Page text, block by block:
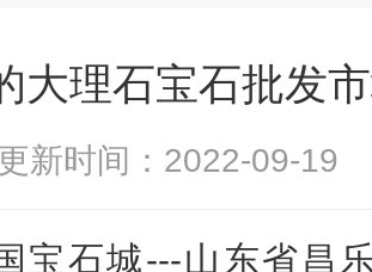
大理石宝石批发
新时间：2022-09-
宝石城---山东省昌